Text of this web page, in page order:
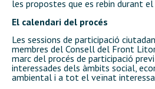
les propostes que es rebin durant
El calendari del procés
Les sessions de participació
membres del Consell del Front
marc del procés de participació
interessades dels àmbits social,
ambiental i a tot el veïnat